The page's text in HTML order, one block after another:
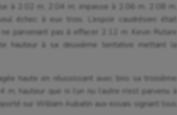
à 2.02 m, 2.04 m, impasse à 2.06 m, 2.08 m,
échec à eux trois. L’espoir caudrésien était
parvenant pas à effacer 2.12 m. Kevin Rutare
hauteur à sa deuxième tentative mettant la
haute en réussissant avec brio sa troisième
hauteur que ni l’un nu l’autre n’est parvenu à
sur William Aubatin aux essais signant tous